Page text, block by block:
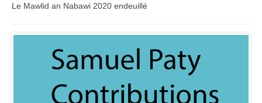
Le Mawlid an Nabawi 2020 endeuillé